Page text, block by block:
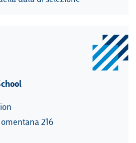
216